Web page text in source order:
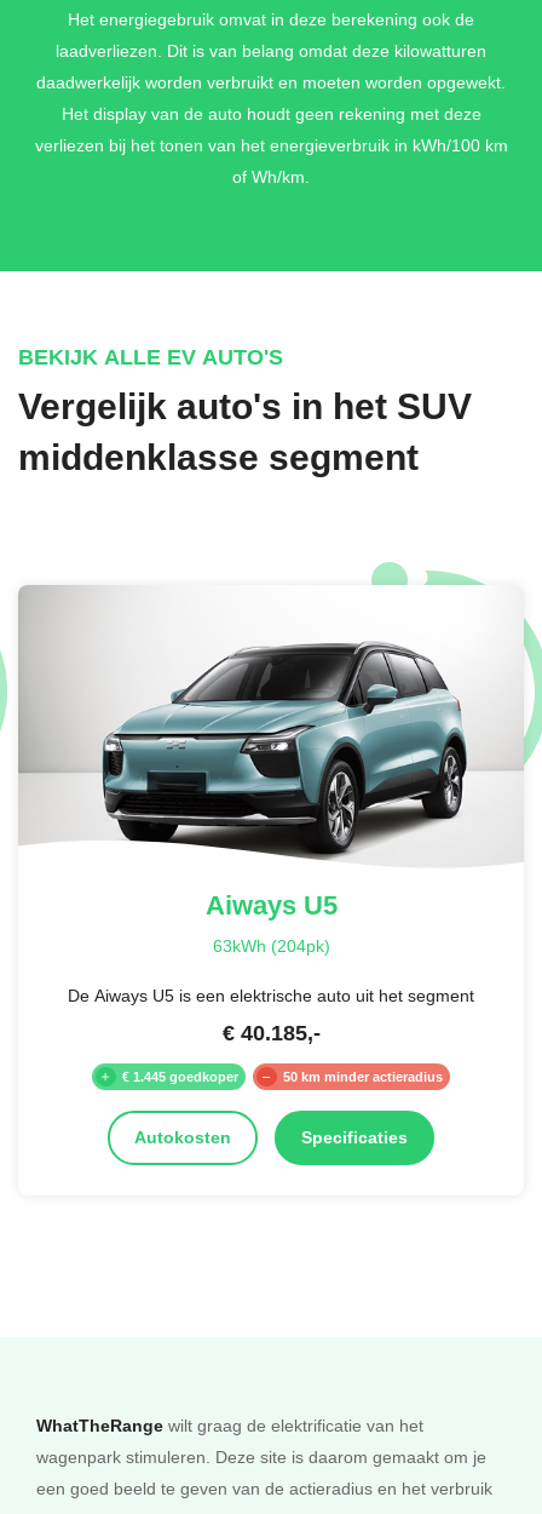
Het energiegebruik omvat in deze berekening ook de
laadverliezen. Dit is van belang omdat deze kilowatturen
daadwerkelijk worden verbruikt en moeten worden opgewekt.
Het display van de auto houdt geen rekening met deze
verliezen bij het tonen van het energieverbruik in kWh/100 km
of Wh/km.
BEKIJK ALLE EV AUTO'S
Vergelijk auto's in het SUV
middenklasse segment
AiwaysU5
63kWh (204pk)
De Aiways U5 is een elektrische auto uit het segment
€ 40.185,-
€ 1.445 goedkoper 50 km minder actieradius
Autokosten Specificaties
WhatTheRange wilt graag de elektrificatie van het
wagenpark stimuleren. Deze site is daarom gemaakt om je
een goed beeld te geven van de actieradius en het verbruik